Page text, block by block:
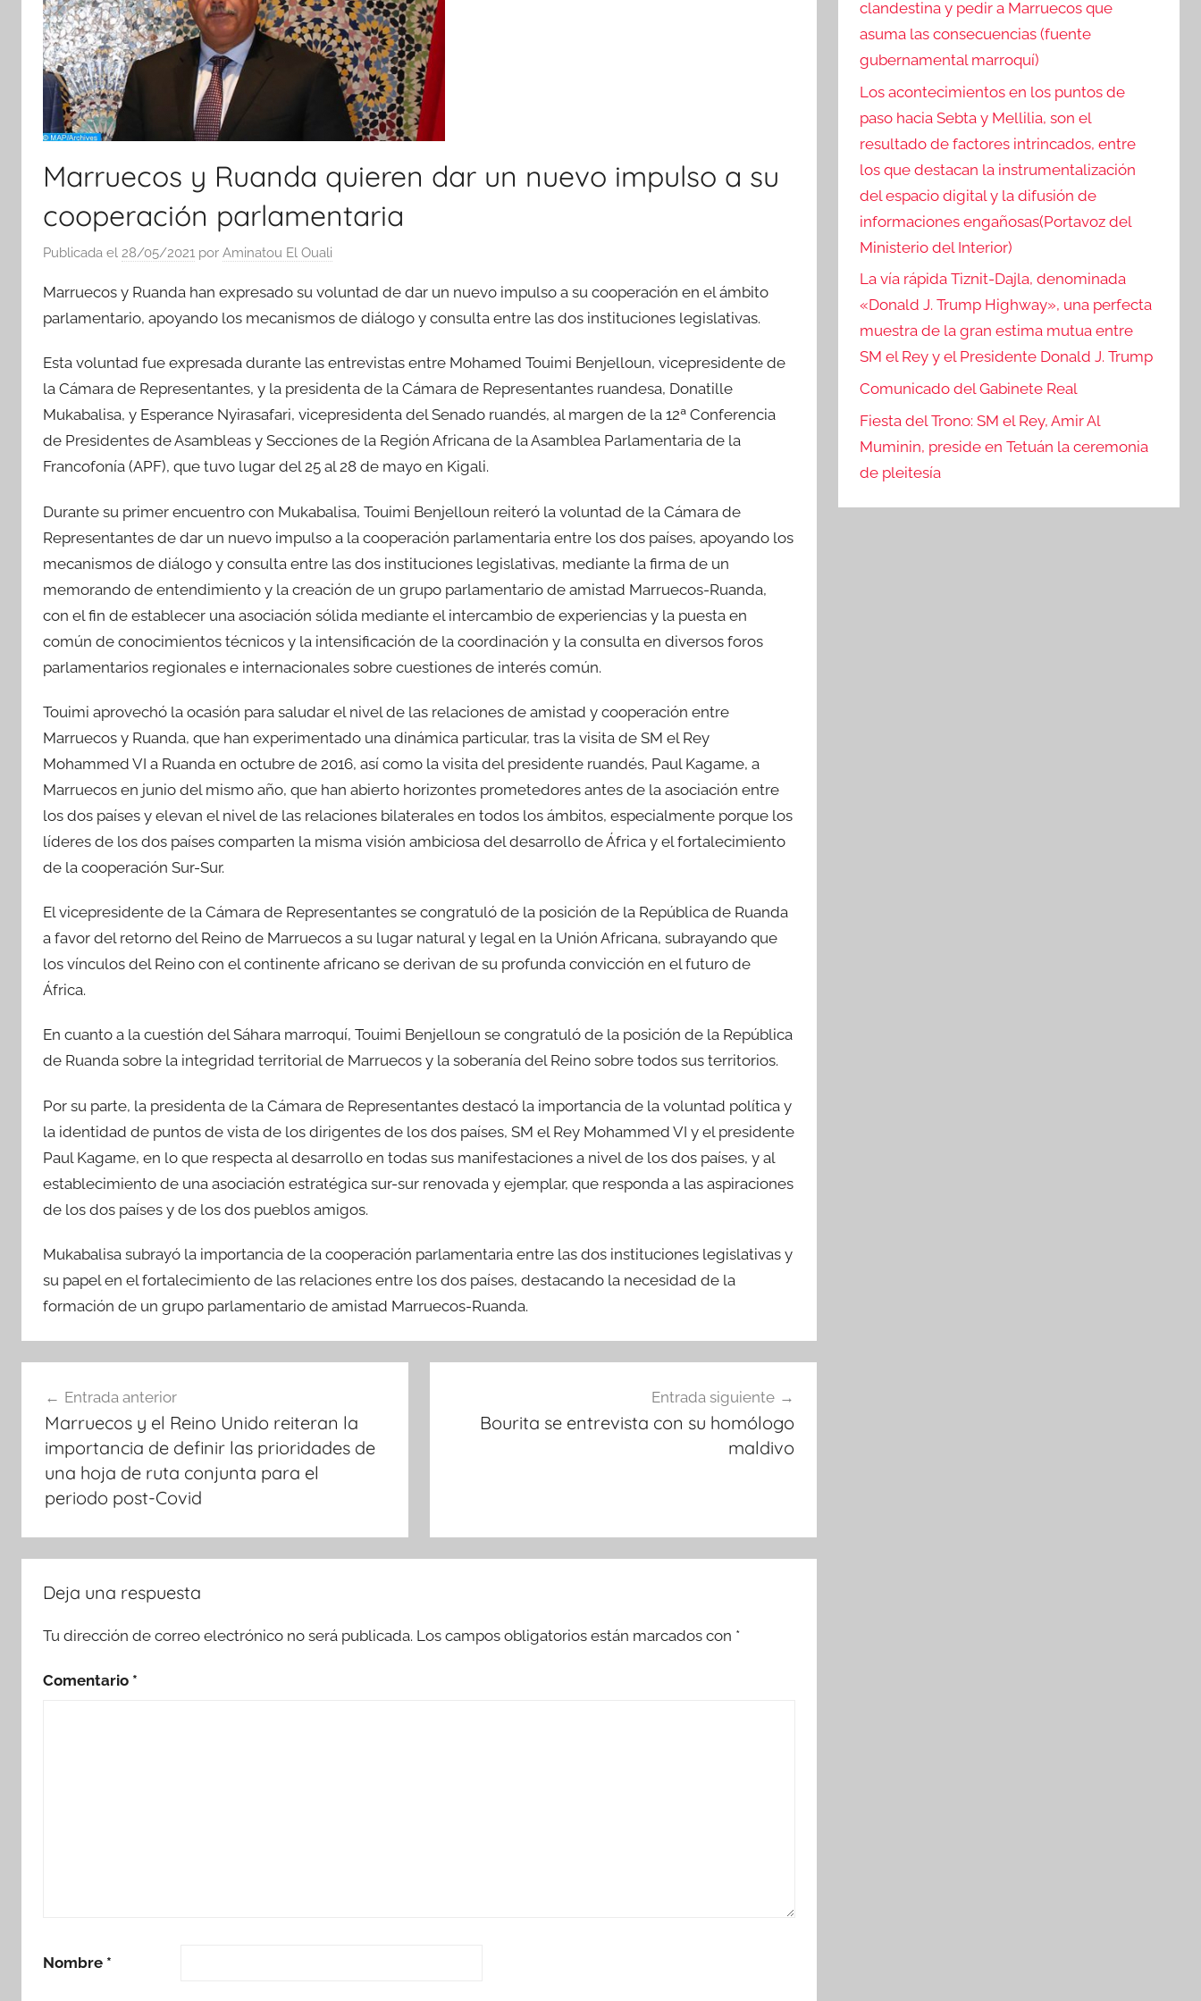
Marruecos y Ruanda quieren dar un nuevo impulso a su
cooperación parlamentaria
Publicada el 28/05/2021 por Aminatou El Ouali
Marruecos y Ruanda han expresado su voluntad de dar un nuevo impulso a su cooperación en el ámbito
parlamentario, apoyando los mecanismos de diálogo y consulta entre las dos instituciones legislativas.
Esta voluntad fue expresada durante las entrevistas entre Mohamed Touimi Benjelloun, vicepresidente de
la Cámara de Representantes, y la presidenta de la Cámara de Representantes ruandesa, Donatille
Mukabalisa, y Esperance Nyirasafari, vicepresidenta del Senado ruandés, al margen de la 12ª Conferencia
de Presidentes de Asambleas y Secciones de la Región Africana de la Asamblea Parlamentaria de la
Francofonía (APF), que tuvo lugar del 25 al 28 de mayo en Kigali.
Durante su primer encuentro con Mukabalisa, Touimi Benjelloun reiteró la voluntad de la Cámara de
Representantes de dar un nuevo impulso a la cooperación parlamentaria entre los dos países, apoyando los
mecanismos de diálogo y consulta entre las dos instituciones legislativas, mediante la firma de un
memorando de entendimiento y la creación de un grupo parlamentario de amistad Marruecos-Ruanda,
con el fin de establecer una asociación sólida mediante el intercambio de experiencias y la puesta en
común de conocimientos técnicos y la intensificación de la coordinación y la consulta en diversos foros
parlamentarios regionales e internacionales sobre cuestiones de interés común.
Touimi aprovechó la ocasión para saludar el nivel de las relaciones de amistad y cooperación entre
Marruecos y Ruanda, que han experimentado una dinámica particular, tras la visita de SM el Rey
Mohammed VI a Ruanda en octubre de 2016, así como la visita del presidente ruandés, Paul Kagame, a
Marruecos en junio del mismo año, que han abierto horizontes prometedores antes de la asociación entre
los dos países y elevan el nivel de las relaciones bilaterales en todos los ámbitos, especialmente porque los
líderes de los dos países comparten la misma visión ambiciosa del desarrollo de África y el fortalecimiento
de la cooperación Sur-Sur.
El vicepresidente de la Cámara de Representantes se congratuló de la posición de la República de Ruanda
a favor del retorno del Reino de Marruecos a su lugar natural y legal en la Unión Africana, subrayando que
los vínculos del Reino con el continente africano se derivan de su profunda convicción en el futuro de
África.
En cuanto a la cuestión del Sáhara marroquí, Touimi Benjelloun se congratuló de la posición de la República
de Ruanda sobre la integridad territorial de Marruecos y la soberanía del Reino sobre todos sus territorios.
Por su parte, la presidenta de la Cámara de Representantes destacó la importancia de la voluntad política y
la identidad de puntos de vista de los dirigentes de los dos países, SM el Rey Mohammed VI y el presidente
Paul Kagame, en lo que respecta al desarrollo en todas sus manifestaciones a nivel de los dos países, y al
establecimiento de una asociación estratégica sur-sur renovada y ejemplar, que responda a las aspiraciones
de los dos países y de los dos pueblos amigos.
Mukabalisa subrayó la importancia de la cooperación parlamentaria entre las dos instituciones legislativas y
su papel en el fortalecimiento de las relaciones entre los dos países, destacando la necesidad de la
formación de un grupo parlamentario de amistad Marruecos-Ruanda.
de
entradas
Entrada anterior
Marruecos y el Reino Unido reiteran la
importancia de definir las prioridades de
una hoja de ruta conjunta para el
periodo post-Covid
Entrada siguiente
Bourita se entrevista con su homólogo
maldivo
Deja una respuesta
Tu dirección de correo electrónico no será publicada. Los campos obligatorios están marcados con *
Comentario *
Nombre *
clandestina y pedir a Marruecos que
asuma las consecuencias (fuente
gubernamental marroquí)
Los acontecimientos en los puntos de
paso hacia Sebta y Mellilia, son el
resultado de factores intrincados, entre
los que destacan la instrumentalización
del espacio digital y la difusión de
informaciones engañosas(Portavoz del
Ministerio del Interior)
La vía rápida Tiznit-Dajla, denominada
«Donald J. Trump Highway», una perfecta
muestra de la gran estima mutua entre
SM el Rey y el Presidente Donald J. Trump
Comunicado del Gabinete Real
Fiesta del Trono: SM el Rey, Amir Al
Muminin, preside en Tetuán la ceremonia
de pleitesía